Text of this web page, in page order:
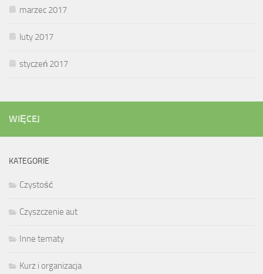
marzec 2017
luty 2017
styczeń 2017
WIĘCEJ
KATEGORIE
Czystość
Czyszczenie aut
Inne tematy
Kurz i organizacja